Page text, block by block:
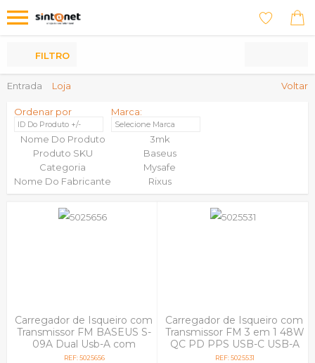
meus
Produtos
Entrada Loja Voltar
FILTRO
Ordenar por
ID Do Produto +/-
Nome Do Produto
Produto SKU
Categoria
Nome Do Fabricante
Marca:
Selecione Marca
3mk
Baseus
Mysafe
Rixus
Carregador de Isqueiro com
Transmissor FM BASEUS S-
09A Dual Usb-A com
MicroSd Preto
REF: 5025656
Carregador de Isqueiro com
Transmissor FM 3 em 1 48W
QC PD PPS USB-C USB-A
3mk Hyper Car Power
REF: 5025531